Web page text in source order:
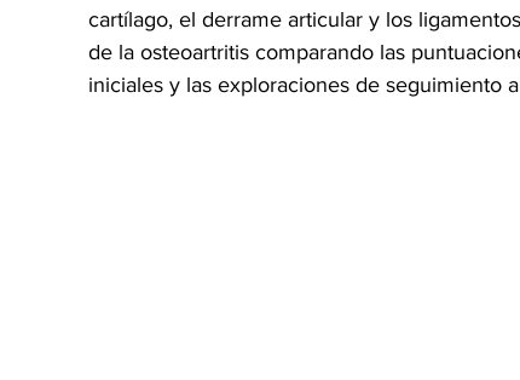
cartílago, el derrame articular y los
de la osteoartritis comparando las
iniciales y las exploraciones de seguimiento